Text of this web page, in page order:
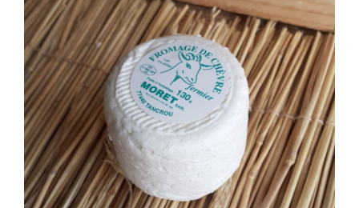
AJOUTER AU PANIER DÉTAILS